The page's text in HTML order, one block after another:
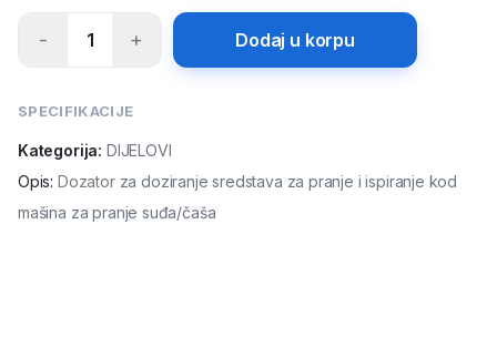
- 1 + Dodaj u korpu
SPECIFIKACIJE
Kategorija: DIJELOVI
Opis: Dozatorza doziranje sredstava za pranje i ispiranje kod
mašina za pranje suđa/čaša